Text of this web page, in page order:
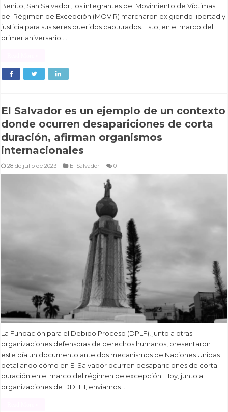
Benito, San Salvador, los integrantes del Movimiento de Víctimas
del Régimen de Excepción (MOVIR) marcharon exigiendo libertad y
justicia para sus seres queridos capturados. Esto, en el marco del
primer aniversario …
El Salvador es un ejemplo de un contexto
donde ocurren desapariciones de corta
duración, afirman organismos
internacionales
28 de julio de 2023 El Salvador 0
La Fundación para el Debido Proceso (DPLF), junto a otras
organizaciones defensoras de derechos humanos, presentaron
este día un documento ante dos mecanismos de Naciones Unidas
detallando cómo en El Salvador ocurren desapariciones de corta
duración en el marco del régimen de excepción. Hoy, junto a
organizaciones de DDHH, enviamos …